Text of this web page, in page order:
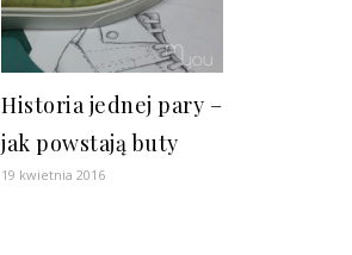
Historia jednej pary –
jak powstają buty
19 kwietnia 2016